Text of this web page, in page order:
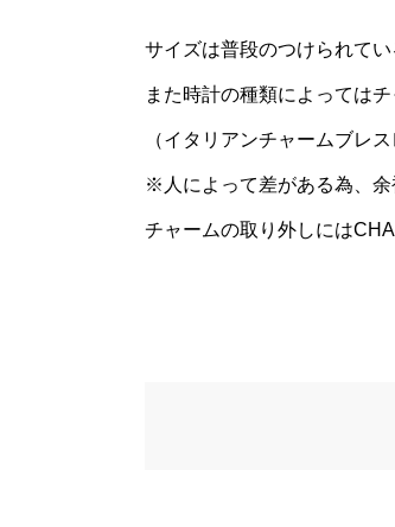
サイズは普段のつけられて
また時計の種類によっては
（イタリアンチャームブレ
※人によって差がある為、余
チャームの取り外しには